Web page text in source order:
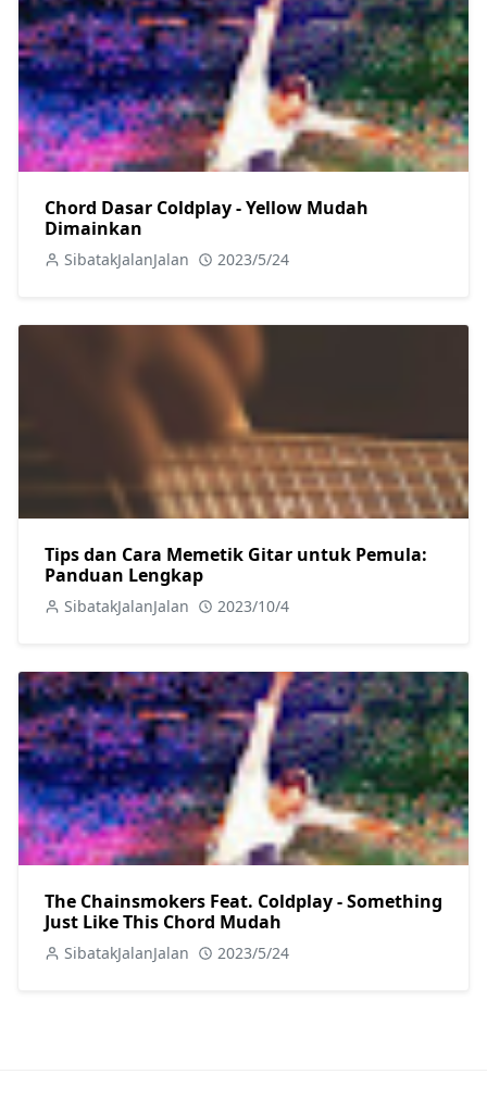
Chord Dasar Coldplay - Yellow Mudah
Dimainkan
SibatakJalanJalan 2023/5/24
Tips dan Cara Memetik Gitar untuk Pemula:
Panduan Lengkap
SibatakJalanJalan 2023/10/4
The Chainsmokers Feat. Coldplay - Something
Just Like This Chord Mudah
SibatakJalanJalan 2023/5/24